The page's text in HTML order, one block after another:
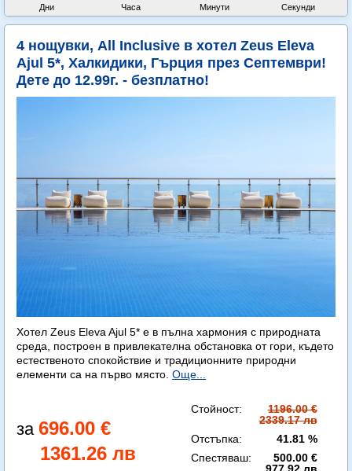
Дни Часа Минути Секунди
4 нощувки, All Inclusive в хотел Zeus Eleva
Ajul 5*, Халкидики, Гърция през Септември!
Дете до 12.99г. - безплатно!
Хотел Zeus Eleva Ajul 5* е в пълна хармония с природната
среда, построен в привлекателна обстановка от гори, където
естественото спокойствие и традиционните природни
елементи са на първо място. Още...
696.00 €
1361.26 лв
Стойност:
1196.00 €
2339.17 лв
Отстъпка:
41.81 %
Спестяваш:
500.00 €